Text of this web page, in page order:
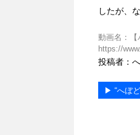
したが、
動画名：
https://
投稿者：
▶︎ “へぼ